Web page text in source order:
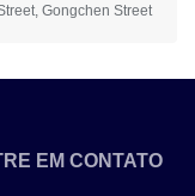
Gongchen Street
EM CONTATO